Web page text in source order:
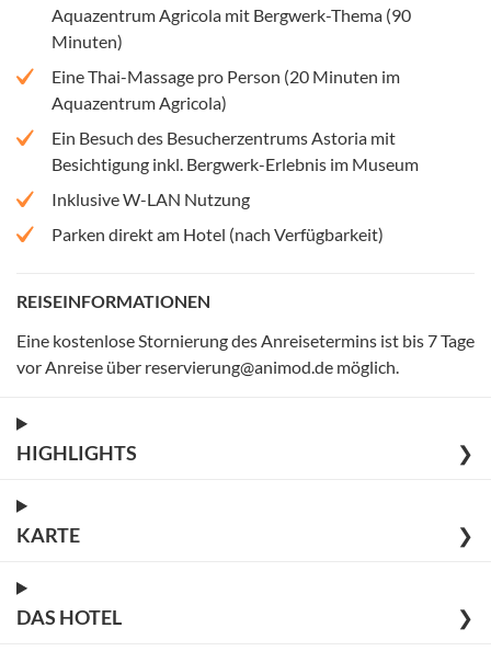
Aquazentrum Agricola mit Bergwerk-Thema (90
Minuten)
Eine Thai-Massage pro Person (20 Minuten im
Aquazentrum Agricola)
Ein Besuch des Besucherzentrums Astoria mit
Besichtigung inkl. Bergwerk-Erlebnis im Museum
Inklusive W-LAN Nutzung
Parken direkt am Hotel (nach Verfügbarkeit)
REISEINFORMATIONEN
Eine kostenlose Stornierung des Anreisetermins ist bis 7 Tage
vor Anreise über reservierung@animod.de möglich
HIGHLIGHTS ❯
KARTE ❯
DAS HOTEL ❯